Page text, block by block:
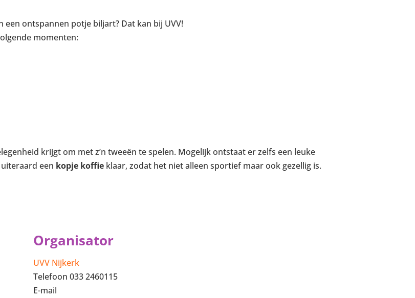
ontspannen potje biljart? Dat kan bij UVV!
momenten:
krijgt om met z’n tweeën te spelen. Mogelijk ontstaat er zelfs een leuke
een kopje koffie klaar, zodat het niet alleen sportief maar ook gezellig is.
Organisator
UVV Nijkerk
Telefoon 033 2460115
E-mail